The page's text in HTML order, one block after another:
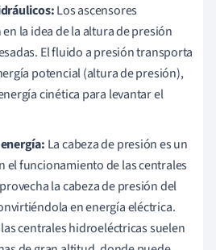
Los ascensores
la idea de la altura de presión
El fluido a presión transporta
potencial (altura de presión),
cinética para levantar el
La cabeza de presión es un
el funcionamiento de las centrales
la cabeza de presión del
en energía eléctrica.
centrales hidroeléctricas suelen